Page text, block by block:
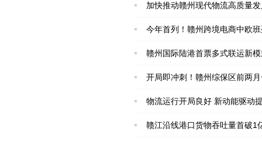
加快推动赣州现代物流高质量
今年首列！赣州跨境电商中欧
赣州国际陆港首票多式联运新
开局即冲刺！赣州综保区前两
物流运行开局良好 新动能驱动
赣江沿线港口货物吞吐量首破1